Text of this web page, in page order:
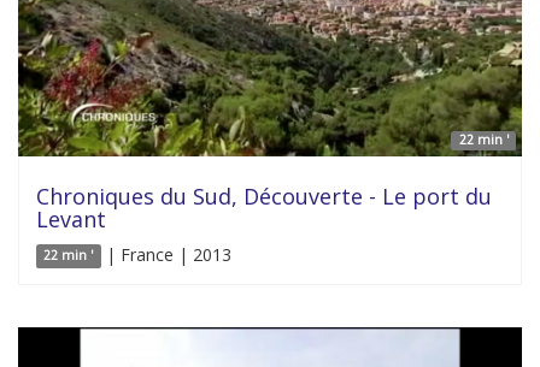
22 min '
Chroniques du Sud, Découverte - Le port du
Levant
22 min ' | France | 2013